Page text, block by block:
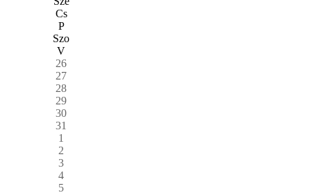
Cs
P
Szo
V
26
27
28
29
30
31
1
2
3
4
5